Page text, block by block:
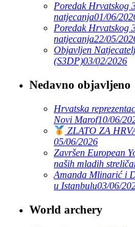
Poredak Hrvatskog
natjecanja01/06/
Poredak Hrvatskog
natjecanja22/05/
Objavljen
(S3DP)03/02/2026
Nedavno objavljeno
Hrvatska
Novi Marof10/06/
ZLATO ZA
05/06/2026
Završen European
naših mladih
Amanda Mlinarić i
u Istanbulu03/06/
World archery